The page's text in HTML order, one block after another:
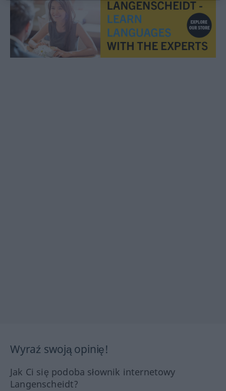
Wyraź swoją opinię!
Jak Ci się podoba słownik internetowy
Langenscheidt?